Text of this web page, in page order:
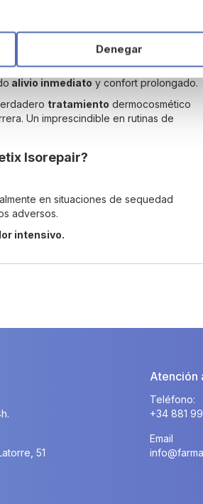
aparición de grietas. Proporciona una
labios desde las primeras
a la piel, creando unapelícula
o la sequedad ambiental. Es ideal tanto
alivio inmediato y confort prolongado.
tratamiento dermocosmético
Un imprescindible en rutinas de
Isorepair?
en situaciones de sequedad
adversos.
intensivo.
Denegar
51
Atención
Teléfono:
+34 881
Email